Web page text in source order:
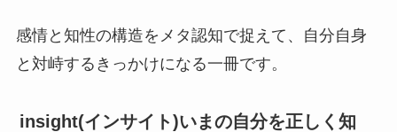
感情と知性の構造をメタ認知で捉えて、自分自身
と対峙するきっかけになる一冊です。
insight(インサイト)いまの自分を正しく知